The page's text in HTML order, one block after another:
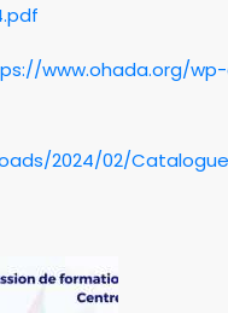
www.ohada.org/wp-
2024/02/